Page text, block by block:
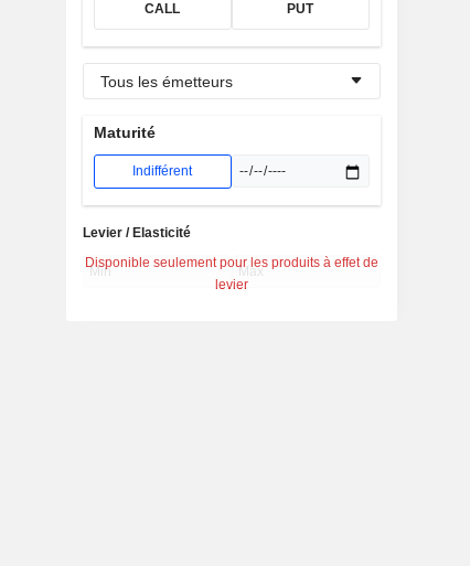
CALL PUT
Tous les émetteurs
Maturité
Indifférent
Disponible seulement pour les produits à effet de
levier
Levier / Elasticité